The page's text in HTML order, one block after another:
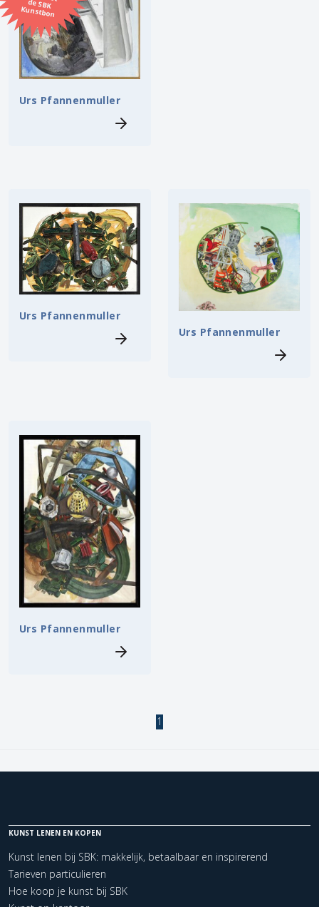
Kunstbon
Kunstenaar
Formaat
Kerncollectie
5 items. Pagina: 1
Urs Pfannenmuller
Urs Pfannenmuller
Urs Pfannenmuller
Urs Pfannenmuller
1
KUNST LENEN EN KOPEN
Kunst lenen bij SBK: makkelijk, betaalbaar en inspirerend
Tarieven particulieren
Hoe koop je kunst bij SBK